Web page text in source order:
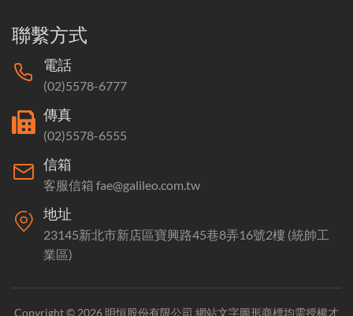
聯繫方式
電話
(02)5578-6777
傳真
(02)5578-6555
信箱
客服信箱 fae@galileo.com.tw
地址
23145新北市新店區寶興路45巷8弄16號2樓 (統帥工
業區)
Copyright © 2026 明恒股份有限公司 網站文字圖形商標均需授權才